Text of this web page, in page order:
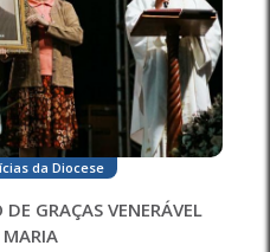
da Diocese
GRAÇAS VENERÁVEL
MARIA